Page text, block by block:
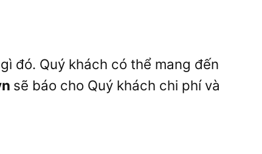
đó. Quý khách có thể mang đến
sẽ báo cho Quý khách chi phí và